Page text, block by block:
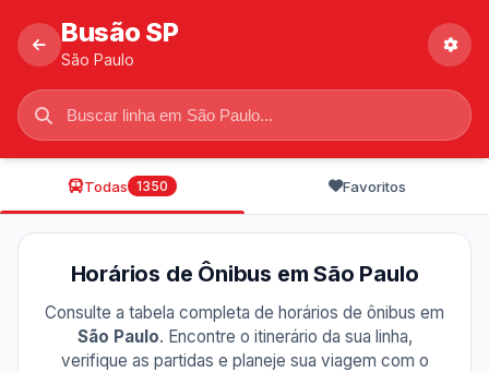
Busão SP
São Paulo
Todas 1350 Favoritos
Horários de Ônibus em São Paulo
Consulte a tabela completa de horários de ônibus em
São Paulo. Encontre o itinerário da sua linha,
verifique as partidas e planeje sua viagem com o